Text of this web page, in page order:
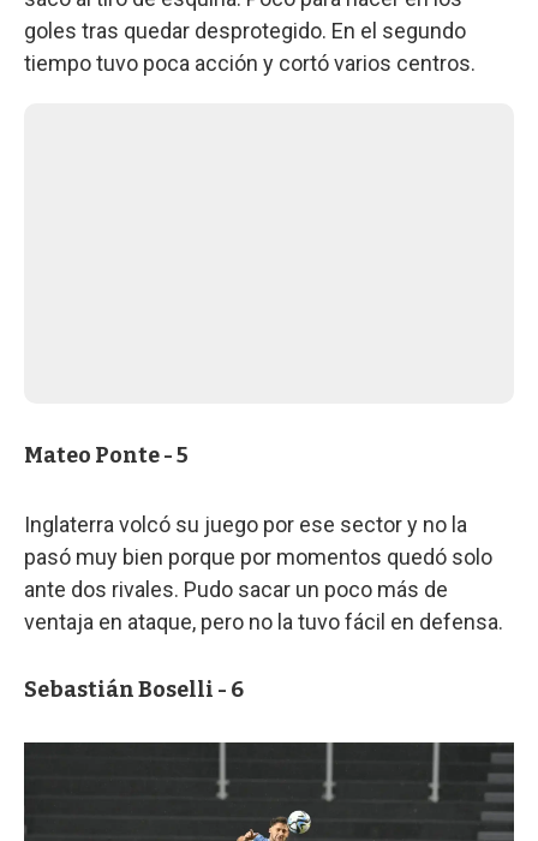
goles tras quedar desprotegido. En el segundo
tiempo tuvo poca acción y cortó varios centros.
Mateo Ponte - 5
Inglaterra volcó su juego por ese sector y no la
pasó muy bien porque por momentos quedó solo
ante dos rivales. Pudo sacar un poco más de
ventaja en ataque, pero no la tuvo fácil en defensa.
Sebastián Boselli - 6